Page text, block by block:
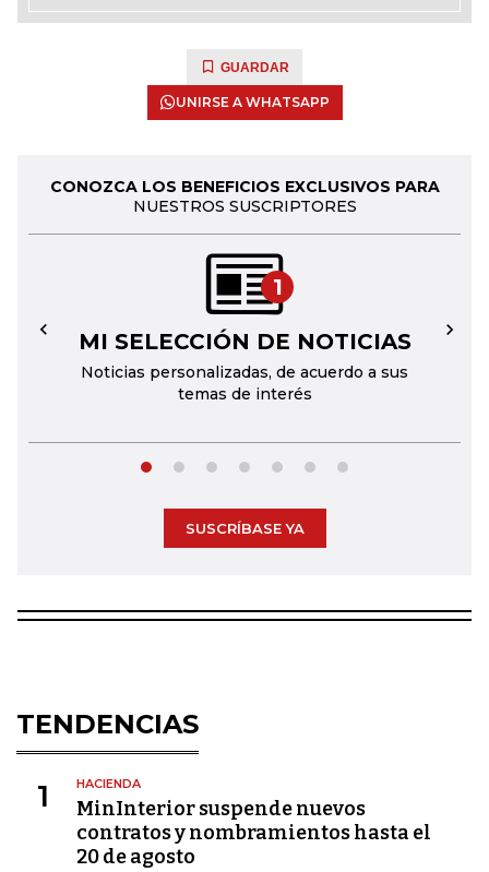
GUARDAR
UNIRSE A WHATSAPP
CONOZCA LOS BENEFICIOS EXCLUSIVOS PARA
NUESTROS SUSCRIPTORES
1
MI SELECCIÓN DE NOTICIAS
Noticias personalizadas, de acuerdo a sus
temas de interés
← →
SUSCRÍBASE YA
TENDENCIAS
1 HACIENDA
MinInterior suspende nuevos
contratos y nombramientos hasta el
20 de agosto